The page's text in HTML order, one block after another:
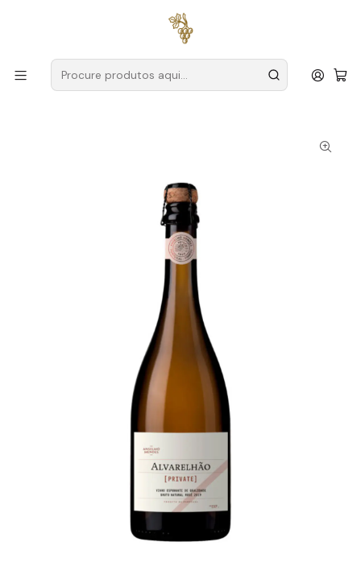
para encomendas a partir de
Produtores Vinho Verde
Anselmo Mendes
Anselmo Mendes Espumante Rosé Alvarelhão Private Bruto
Natural 2022